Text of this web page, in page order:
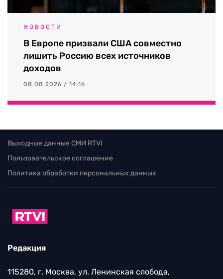
НОВОСТИ
В Европе призвали США совместно
лишить Россию всех источников
доходов
08.08.2026 / 14:16
Выходные данные СМИ RTVI
Пользовательское соглашение
Политика обработки персональных данных
Редакция
115280, г. Москва, ул. Ленинская слобода,